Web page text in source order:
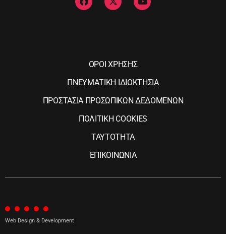
ΟΡΟΙ ΧΡΗΣΗΣ
ΠΝΕΥΜΑΤΙΚΗ ΙΔΙΟΚΤΗΣΙΑ
ΠΡΟΣΤΑΣΙΑ ΠΡΟΣΩΠΙΚΩΝ ΔΕΔΟΜΕΝΩΝ
ΠΟΛΙΤΙΚΗ COOKIES
ΤΑΥΤΟΤΗΤΑ
ΕΠΙΚΟΙΝΩΝΙΑ
Web Design & Development